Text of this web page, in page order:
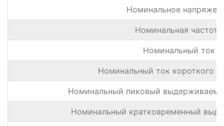
Номинальное
Номинальная частота
Номинальный ток
Номинальный ток короткого
Номинальный пиковый
Номинальный кратковременный